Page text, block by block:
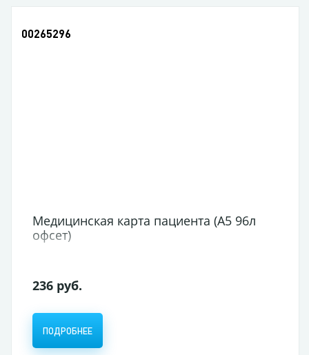
00265296
Медицинская карта пациента (А5 96л
офсет)
236 руб.
ПОДРОБНЕЕ